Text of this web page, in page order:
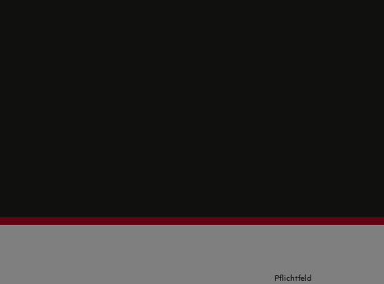
Pflichtfeld